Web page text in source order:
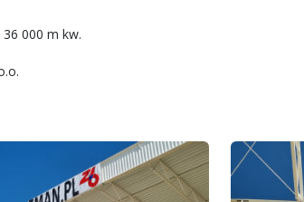
000 m kw.